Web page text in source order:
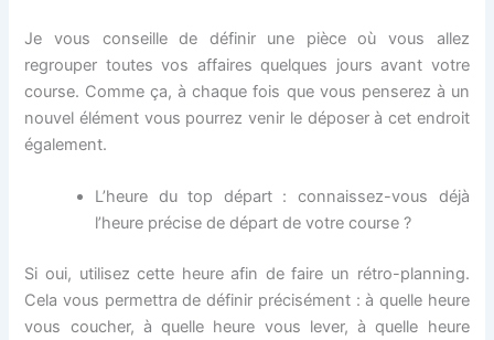
Je vous conseille de définir une pièce où vous allez
regrouper toutes vos affaires quelques jours avant votre
course. Comme ça, à chaque fois que vous penserez à un
nouvel élément vous pourrez venir le déposer à cet endroit
également.
L’heure du top départ : connaissez-vous déjà
l’heure précise de départ de votre course ?
Si oui, utilisez cette heure afin de faire un rétro-planning.
Cela vous permettra de définir précisément : à quelle heure
vous coucher, à quelle heure vous lever, à quelle heure